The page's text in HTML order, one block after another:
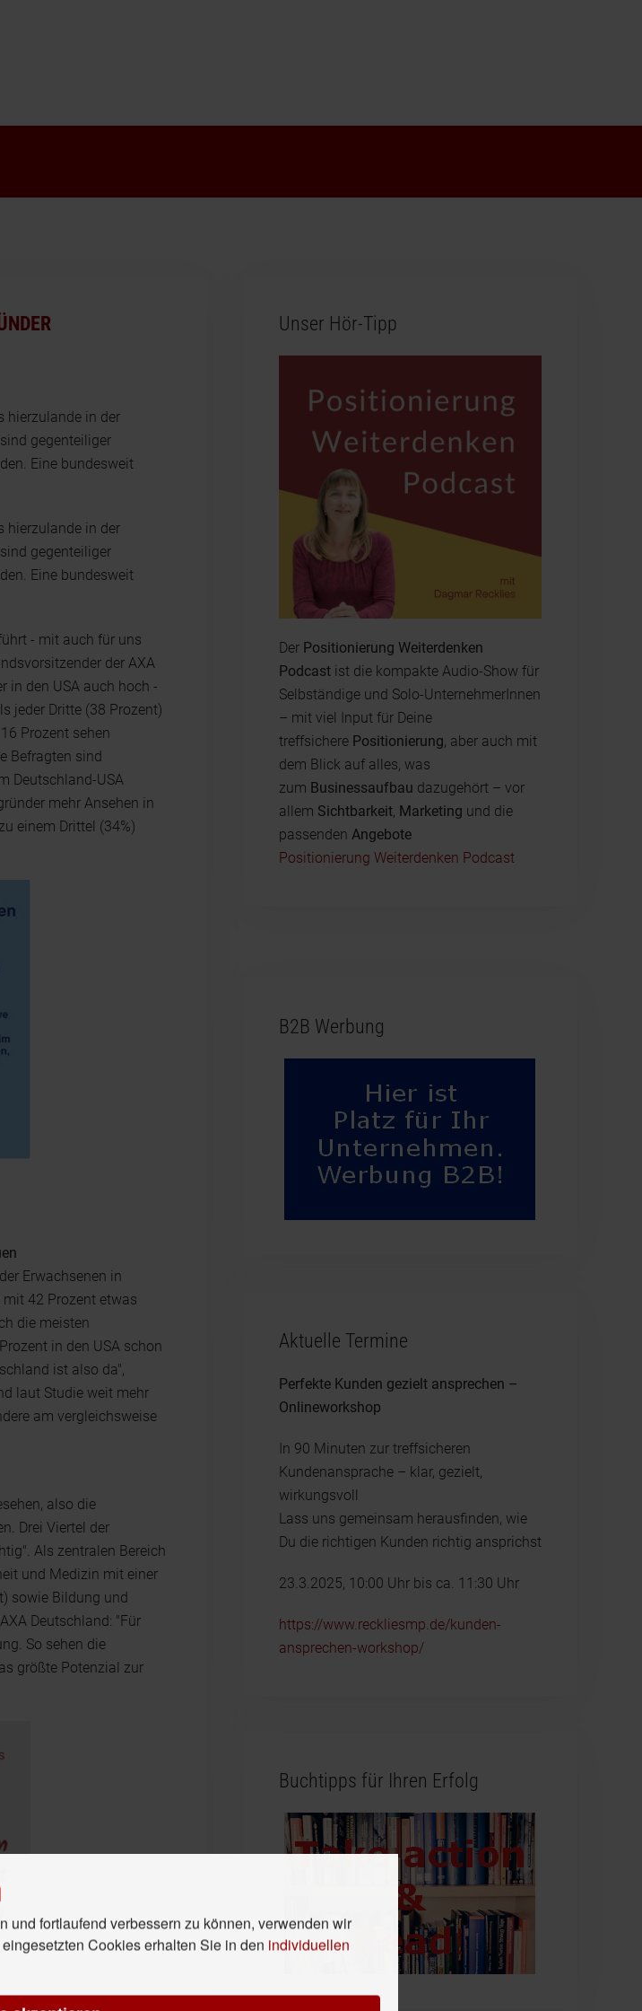
hierzulande in der
gegenteiliger
Eine bundesweit
hierzulande in der
gegenteiliger
Eine bundesweit
- mit auch für uns
der AXA
in den USA auch hoch -
jeder Dritte (38 Prozent)
Prozent sehen
Befragten sind
Deutschland-USA
mehr Ansehen in
einem Drittel (34%)
Erwachsenen in
mit 42 Prozent etwas
die meisten
in den USA schon
ist also da",
laut Studie weit mehr
am vergleichsweise
also die
Drei Viertel der
Als zentralen Bereich
und Medizin mit einer
sowie Bildung und
Deutschland: "Für
So sehen die
größte Potenzial zur
Unser Hör-Tipp
Der Positionierung Weiterdenken
Podcastist die kompakte Audio-Show für
Selbständige und Solo-UnternehmerInnen
– mit viel Input für Deine
treffsichere Positionierung, aber auch mit
dem Blick auf alles, was
zum Businessaufbau dazugehört – vor
allem Sichtbarkeit, Marketing und die
passenden Angebote
Positionierung Weiterdenken Podcast
B2B Werbung
Aktuelle Termine
Perfekte Kunden gezielt ansprechen –
Onlineworkshop
In 90 Minuten zur treffsicheren
Kundenansprache – klar, gezielt,
wirkungsvoll
Lass uns gemeinsam herausfinden, wie
Du die richtigen Kunden richtig ansprichst
23.3.2025, 10:00 Uhr bis ca. 11:30 Uhr
https://www.reckliesmp.de/kunden-
ansprechen-workshop/
Buchtipps für Ihren Erfolg
und fortlaufend verbessern zu können, verwenden wir
Cookies erhalten Sie in den individuellen